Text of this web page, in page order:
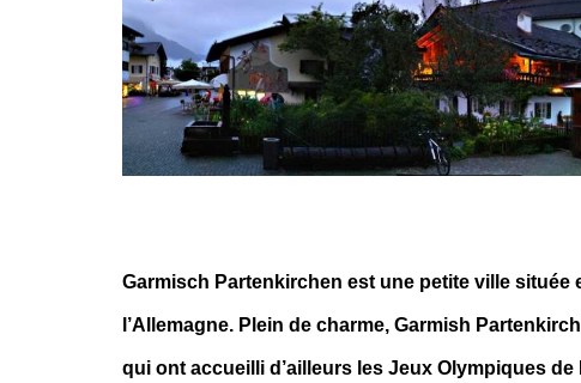
Garmisch Partenkirchen est une petite ville située
l’Allemagne. Plein de charme, Garmish
qui ont accueilli d’ailleurs les Jeux Olympiques